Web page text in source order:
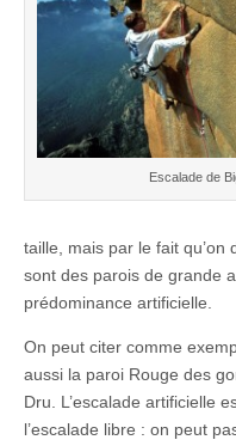
Escalade de
taille, mais par le fait
sont des parois de grande
prédominance artificielle.
On peut citer comme
aussi la paroi Rouge des
Dru. L’escalade artificielle
l’escalade libre : on peut